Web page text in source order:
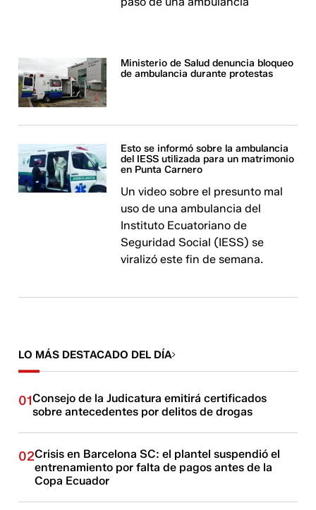
Ministerio de Salud denuncia bloqueo
de ambulancia durante protestas
Esto se informó sobre la ambulancia
del IESS utilizada para un matrimonio
en Punta Carnero
Un video sobre el presunto mal
uso de una ambulancia del
Instituto Ecuatoriano de
Seguridad Social (IESS) se
viralizó este fin de semana.
LO MÁS DESTACADO DEL DÍA
01Consejo de la Judicatura emitirá certificados
sobre antecedentes por delitos de drogas
02Crisis en Barcelona SC: el plantel suspendió el
entrenamiento por falta de pagos antes de la
Copa Ecuador